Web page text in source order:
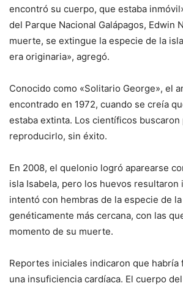
encontró su cuerpo, que estaba
del Parque Nacional Galápagos, Edwin
muerte, se extingue la especie de la
era originaria», agregó.
Conocido como «Solitario George», el
encontrado en 1972, cuando se creía
estaba extinta. Los científicos buscaron
reproducirlo, sin éxito.
En 2008, el quelonio logró aparearse
isla Isabela, pero los huevos
intentó con hembras de la especie de
genéticamente más cercana, con las
momento de su muerte.
Reportes iniciales indicaron que habría
una insuficiencia cardíaca. El cuerpo